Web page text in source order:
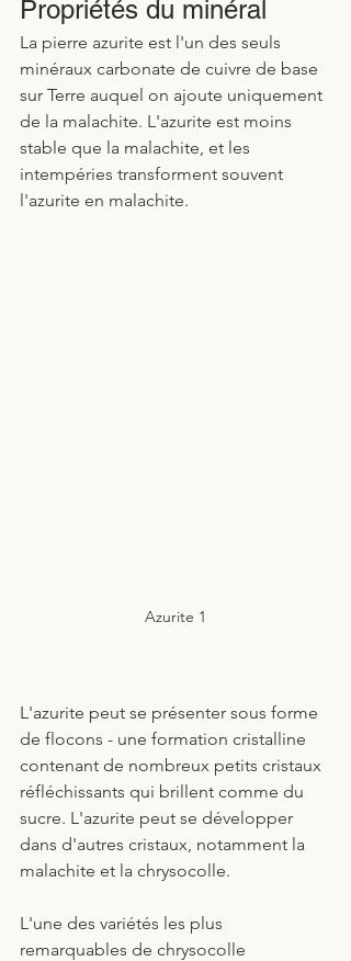
Propriétés du minéral
La pierre azurite est l'un des seuls
minéraux carbonate de cuivre de base
sur Terre auquel on ajoute uniquement
de la malachite. L'azurite est moins
stable que la malachite, et les
intempéries transforment souvent
l'azurite en malachite.
Azurite 1
L'azurite peut se présenter sous forme
de flocons - une formation cristalline
contenant de nombreux petits cristaux
réfléchissants qui brillent comme du
sucre. L'azurite peut se développer
dans d'autres cristaux, notamment la
malachite et la chrysocolle.
L'une des variétés les plus
remarquables de chrysocolle